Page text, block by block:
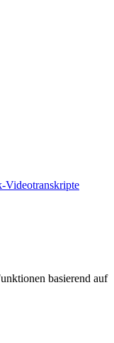
Videotranskripte
basierend auf